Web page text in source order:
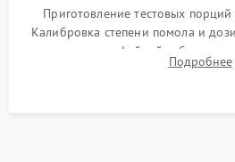
Приготовление тестовых
Калибровка степени помола и
плотности кофейной таблетки,
качества молочной пены. Контроль
Подробнее